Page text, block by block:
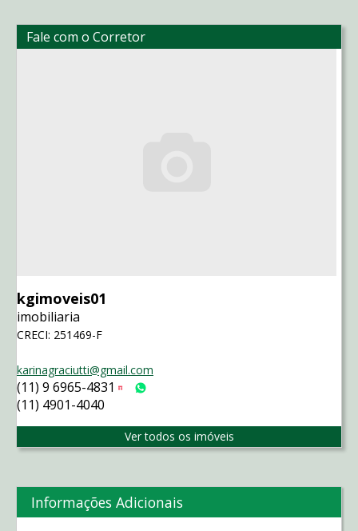
Fale com o Corretor
kgimoveis01
imobiliaria
CRECI: 251469-F
karinagraciutti@gmail.com
(11) 9 6965-4831 Tim
(11) 4901-4040
Ver todos os imóveis
Informações Adicionais